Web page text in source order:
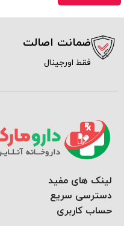
ضمانت اصالت
فقط اورجینال
لینک های مفید
دسترسی سریع
حساب کاربری